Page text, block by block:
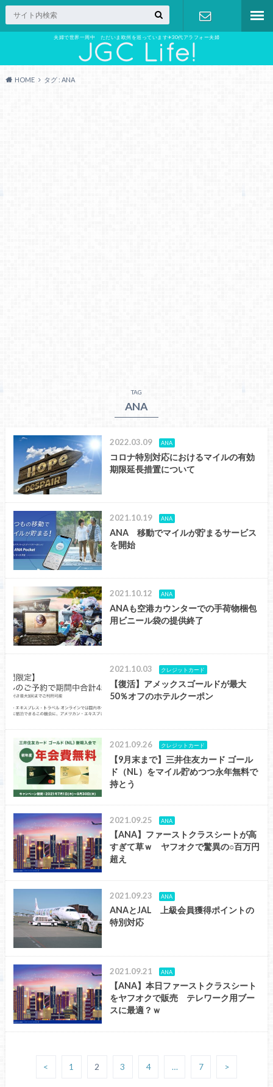
夫婦で世界一周中 ただいま欧州を巡っています✈︎30代アラフォー夫婦
お問い合わ
HOME タグ : ANA
TAG
ANA
2022.03.09 ANA
コロナ特別対応におけるマイルの有効
期限延長措置について
2021.10.19 ANA
ANA 移動でマイルが貯まるサービス
を開始
2021.10.12 ANA
ANAも空港カウンターでの手荷物梱包
用ビニール袋の提供終了
2021.10.03 クレジットカード
【復活】アメックスゴールドが最大
50％オフのホテルクーポン
2021.09.26 クレジットカード
【9月末まで】三井住友カード ゴール
ド（NL）をマイル貯めつつ永年無料で
持とう
2021.09.25 ANA
【ANA】ファーストクラスシートが高
すぎて草ｗ ヤフオクで驚異の○百万円
超え
2021.09.23 ANA
ANAとJAL 上級会員獲得ポイントの
特別対応
2021.09.21 ANA
【ANA】本日ファーストクラスシート
をヤフオクで販売 テレワーク用ブー
スに最適？ｗ
< 1 2 3 4 … 7 >